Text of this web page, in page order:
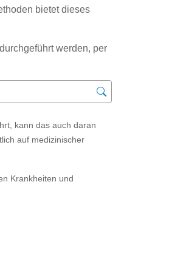
bietet dieses
werden, per
kann das auch daran
auf medizinischer
Krankheiten und